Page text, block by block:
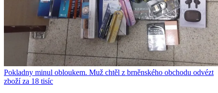
Pokladny minul obloukem. Muž chtěl z brněnského obchodu odvézt
zboží za 18 tisíc